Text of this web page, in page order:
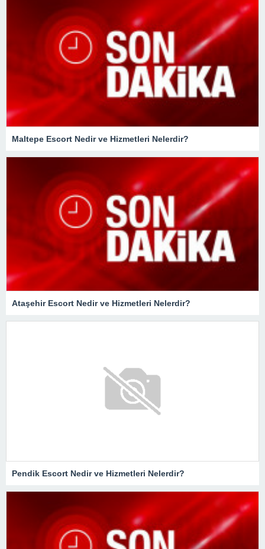
Maltepe Escort Nedir ve Hizmetleri Nelerdir?
Ataşehir Escort Nedir ve Hizmetleri Nelerdir?
Pendik Escort Nedir ve Hizmetleri Nelerdir?